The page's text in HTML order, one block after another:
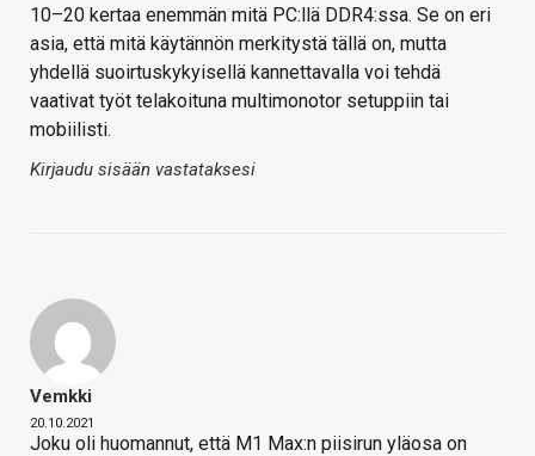
10–20 kertaa enemmän mitä PC:llä DDR4:ssa. Se on eri
asia, että mitä käytännön merkitystä tällä on, mutta
yhdellä suoirtuskykyisellä kannettavalla voi tehdä
vaativat työt telakoituna multimonotor setuppiin tai
mobiilisti.
Kirjaudu sisään vastataksesi
Vemkki
20.10.2021
Joku oli huomannut, että M1 Max:n piisirun yläosa on